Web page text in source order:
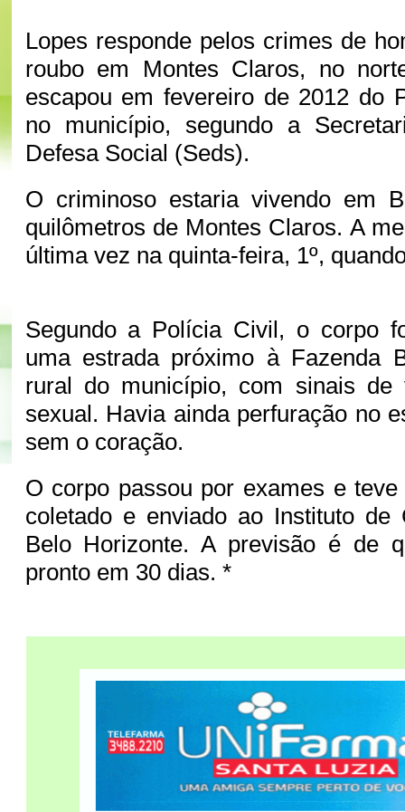
Lopes responde pelos crimes de
roubo em Montes Claros, no
escapou em fevereiro de 2012 do
no município, segundo a
Defesa Social (Seds).
O criminoso estaria vivendo em
quilômetros de Montes Claros. A
última vez na quinta-feira, 1º,
Segundo a Polícia Civil, o corpo
uma estrada próximo à Fazenda
rural do município, com sinais de
sexual. Havia ainda perfuração no
sem o coração.
O corpo passou por exames e
coletado e enviado ao Instituto de
Belo Horizonte. A previsão é de
pronto em 30 dias. *